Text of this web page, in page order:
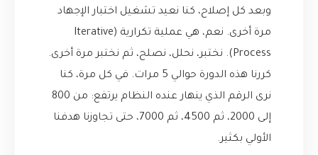
وبعد كل إصلاح، كنا نعيد تشغيل اختبار الإجهاد
مرة أخرى. نعم، هي عملية تكرارية (Iterative
Process). نختبر، نحلل، نصلح، ثم نختبر مرة أخرى.
كررنا هذه الدورة حوالي 5 مرات. في كل مرة، كنا
نرى الرقم الذي ينهار عنده النظام يرتفع: من 800
إلى 2000، ثم 4500، ثم 7000، حتى تجاوزنا هدفنا
الأولي بكثير.